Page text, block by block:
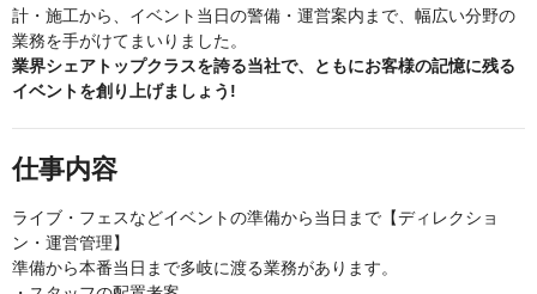
計・施工から、イベント当日の警備・運営案内まで、幅広い分野の
業務を手がけてまいりました。
業界シェアトップクラスを誇る当社で、ともにお客様の記憶に残る
イベントを創り上げましょう!
仕事内容
ライブ・フェスなどイベントの準備から当日まで【ディレクショ
ン・運営管理】
準備から本番当日まで多岐に渡る業務があります。